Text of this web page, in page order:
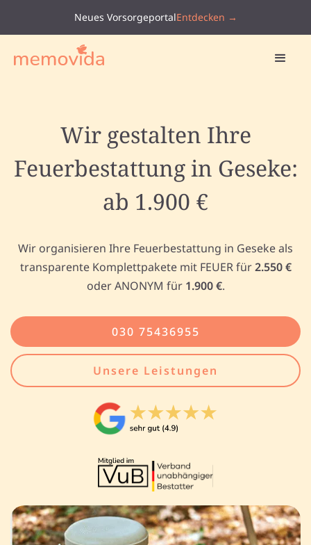
Neues VorsorgeportalEntdecken →
Wir gestalten Ihre
Feuerbestattung in Geseke:
ab 1.900 €
Wir organisieren Ihre Feuerbestattung in Geseke als
transparente Komplettpakete mit FEUER für2.550 €
oder ANONYM für 1.900 €.
030 75436955
Unsere Leistungen